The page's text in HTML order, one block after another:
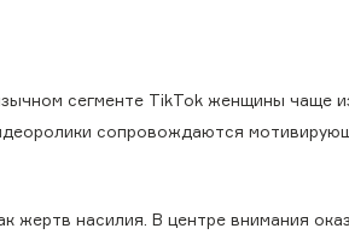
сегменте TikTok женщины чаще
сопровождаются
жертв насилия. В центре внимания